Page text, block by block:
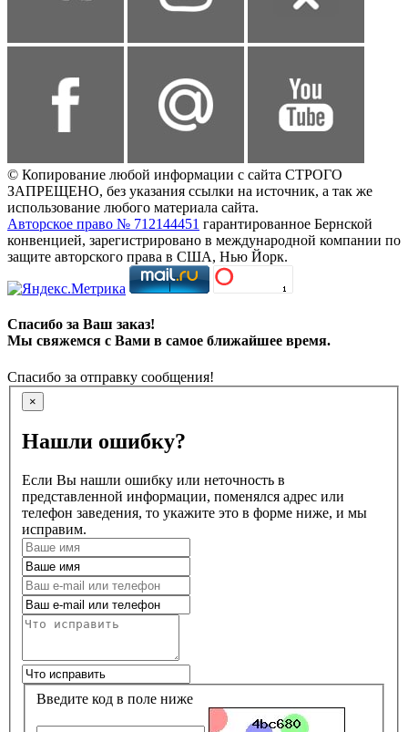
© Копирование любой информации с сайта СТРОГО
ЗАПРЕЩЕНО, без указания ссылки на источник, а так же
использование любого материала сайта.
Авторское право № 712144451 гарантированное Бернской
конвенцией, зарегистрировано в международной компании по
защите авторского права в США, Нью Йорк.
Спасибо за Ваш заказ!
Мы свяжемся с Вами в самое ближайшее время.
Спасибо за отправку сообщения!
×
Нашли ошибку?
Если Вы нашли ошибку или неточность в
представленной информации, поменялся адрес или
телефон заведения, то укажите это в форме ниже, и мы
исправим.
Введите код в поле ниже